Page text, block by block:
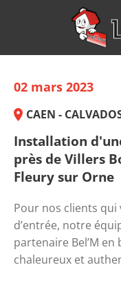
02 mars 2023
CAEN -
Installation
près de Villers
Fleury sur Orne
Pour nos clients
d’entrée, notre
partenaire Bel’M
chaleureux et